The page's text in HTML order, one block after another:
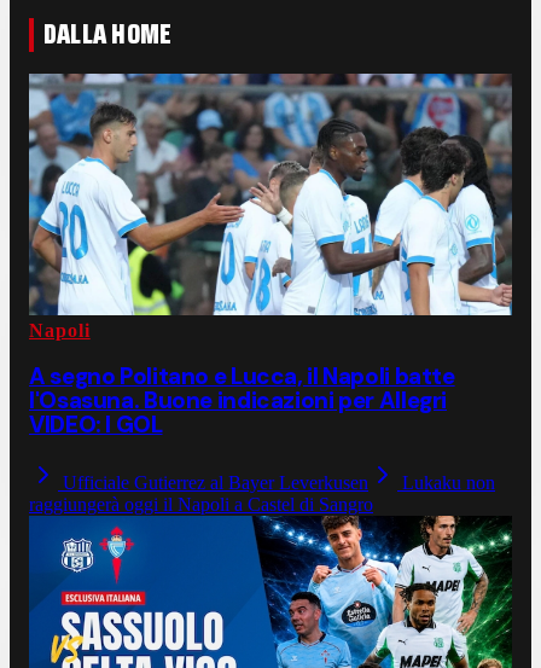
DALLA HOME
Napoli
A segno Politano e Lucca, il Napoli batte
l'Osasuna. Buone indicazioni per Allegri
VIDEO: I GOL
Ufficiale Gutierrez al Bayer Leverkusen
Lukaku non
raggiungerà oggi il Napoli a Castel di Sangro